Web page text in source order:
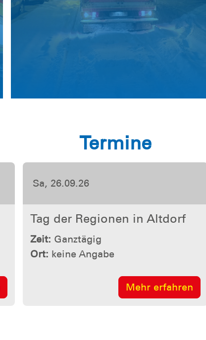
Termine
Sa, 26.09.26
Tag der Regionen in Altdorf
Zeit: Ganztägig
Ort: keine Angabe
Mehr erfahren